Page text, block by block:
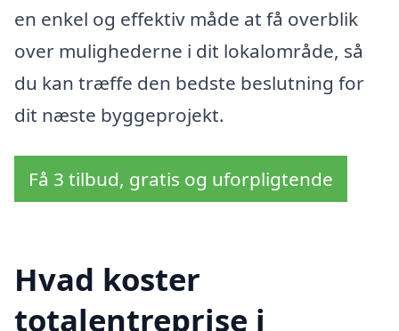
en enkel og effektiv måde at få overblik
over mulighederne i dit lokalområde, så
du kan træffe den bedste beslutning for
dit næste byggeprojekt.
Få 3 tilbud, gratis og uforpligtende
Hvad koster
totalentreprise i